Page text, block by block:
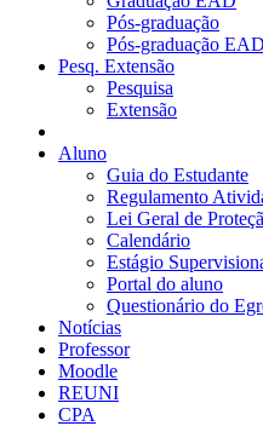
Pós-graduação
Pós-graduação EAD
Pesq. Extensão
Pesquisa
Extensão
Aluno
Guia do Estudante
Regulamento
Lei Geral de
Calendário
Estágio
Portal do aluno
Questionário do
Notícias
Professor
Moodle
REUNI
CPA